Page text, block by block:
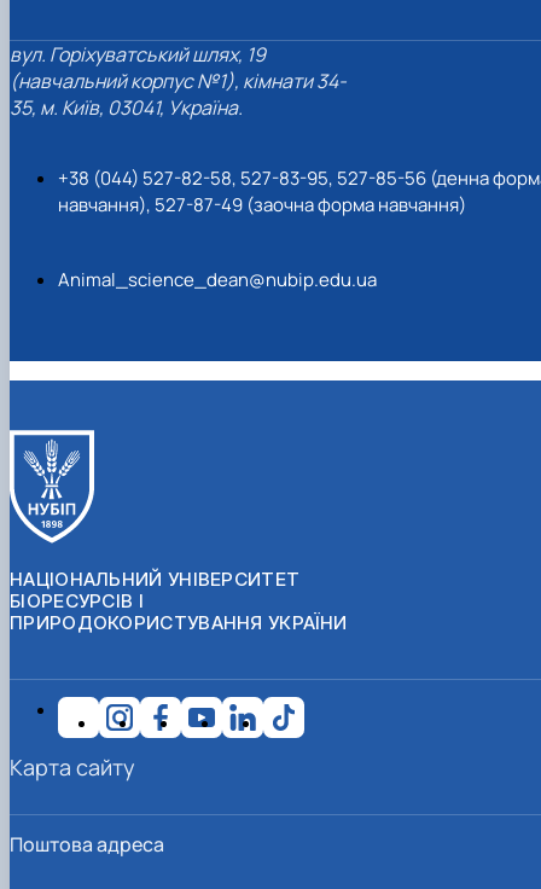
вул. Горіхуватський шлях, 19
(навчальний корпус №1), кімнати 34-
35, м. Київ, 03041, Україна.
+38 (044) 527-82-58, 527-83-95, 527-85-56 (денна
навчання), 527-87-49 (заочна форма навчання)
Animal_science_dean@nubip.edu.ua
НАЦІОНАЛЬНИЙ УНІВЕРСИТЕТ
БІОРЕСУРСІВ І
ПРИРОДОКОРИСТУВАННЯ УКРАЇНИ
Поштова адреса
Карта сайту